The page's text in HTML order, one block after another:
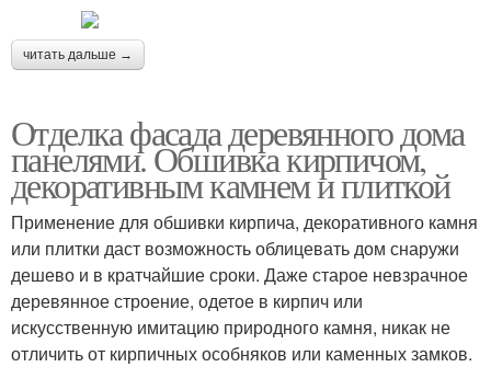
читать дальше →
Отделка фасада деревянного дома
панелями. Обшивка кирпичом,
декоративным камнем и плиткой
Применение для обшивки кирпича, декоративного камня
или плитки даст возможность облицевать дом снаружи
дешево и в кратчайшие сроки. Даже старое невзрачное
деревянное строение, одетое в кирпич или
искусственную имитацию природного камня, никак не
отличить от кирпичных особняков или каменных замков.